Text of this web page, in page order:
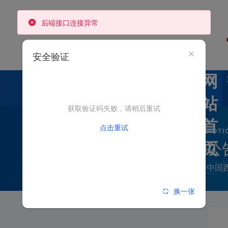
网
站
首
页
公
中国
安全验证
获取验证码失败，请稍后重试
点击重试
换一张
后端接口连接异常